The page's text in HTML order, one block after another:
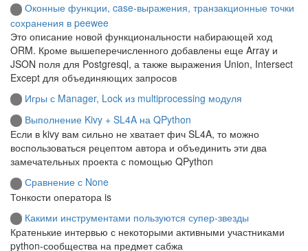
Оконные функции, case-выражения, транзакционные точки
сохранения в peewee
Это описание новой функциональности набирающей ход
ORM. Кроме вышеперечисленного добавлены еще Array и
JSON поля для Postgresql, а также выражения Union, Intersect
Except для объединяющих запросов
Игры с Manager, Lock из multiprocessing модуля
Выполнение Kivy + SL4A на QPython
Если в kivy вам сильно не хватает фич SL4A, то можно
воспользоваться рецептом автора и объединить эти два
замечательных проекта с помощью QPython
Сравнение с None
Тонкости оператора is
Какими инструментами пользуются супер-звезды
Кратенькие интервью с некоторыми активными участниками
python-сообщества на предмет сабжа